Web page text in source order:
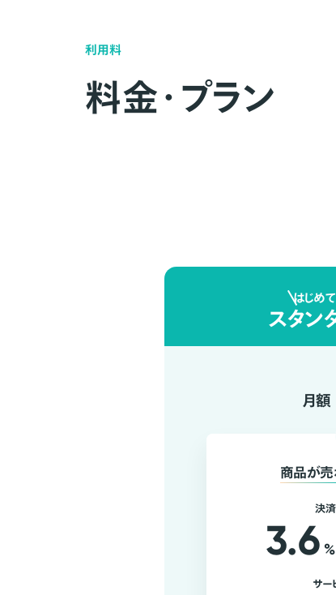
利用料
料金・プラン
はじめ
スタン
月額
商品が売
決
3.6 %
サー